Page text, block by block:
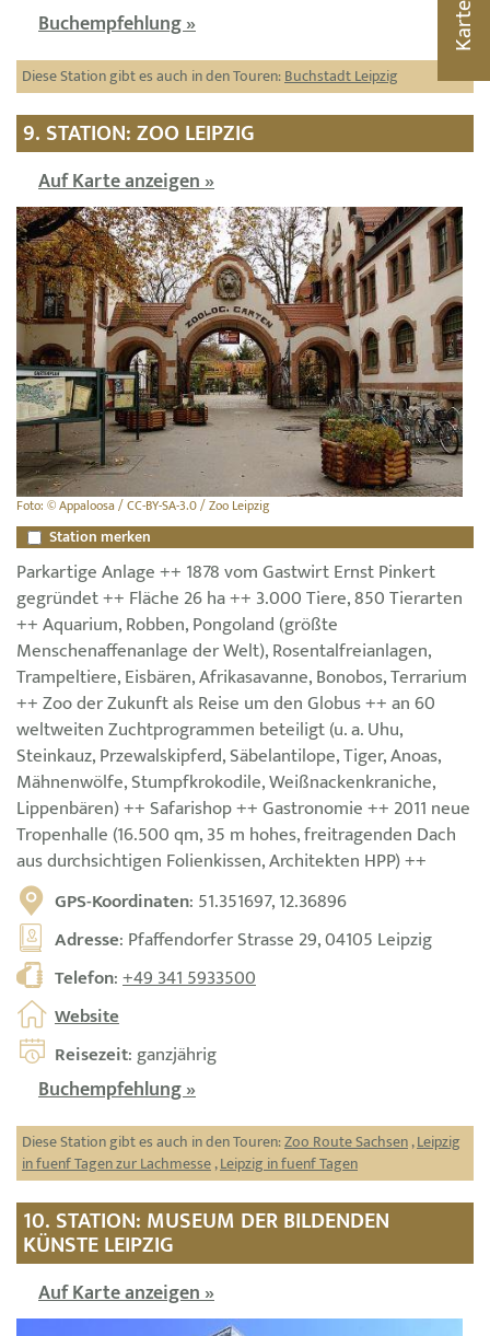
Buchempfehlung »
Diese Station gibt es auch in den Touren:Buchstadt Leipzig
9. STATION: ZOO LEIPZIG
Auf Karte anzeigen »
Foto: © Appaloosa / CC-BY-SA-3.0 / Zoo Leipzig
Station merken
Parkartige Anlage ++ 1878 vom Gastwirt Ernst Pinkert
gegründet ++ Fläche 26 ha ++ 3.000 Tiere, 850 Tierarten
++ Aquarium, Robben, Pongoland (größte
Menschenaffenanlage der Welt), Rosentalfreianlagen,
Trampeltiere, Eisbären, Afrikasavanne, Bonobos, Terrarium
++ Zoo der Zukunft als Reise um den Globus ++ an 60
weltweiten Zuchtprogrammen beteiligt (u. a. Uhu,
Steinkauz, Przewalskipferd, Säbelantilope, Tiger, Anoas,
Mähnenwölfe, Stumpfkrokodile, Weißnackenkraniche,
Lippenbären) ++ Safarishop ++ Gastronomie ++ 2011 neue
Tropenhalle (16.500 qm, 35 m hohes, freitragenden Dach
aus durchsichtigen Folienkissen, Architekten HPP) ++
GPS-Koordinaten: 51.351697, 12.36896
Adresse: Pfaffendorfer Strasse 29, 04105 Leipzig
Telefon:+49 341 5933500
Website
Reisezeit: ganzjährig
Buchempfehlung »
Diese Station gibt es auch in den Touren:Zoo Route Sachsen,Leipzig
in fuenf Tagen zur Lachmesse,Leipzig in fuenf Tagen
10. STATION: MUSEUM DER BILDENDEN
KÜNSTE LEIPZIG
Auf Karte anzeigen »
Karte